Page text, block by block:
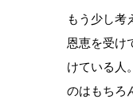
もう少し考
恩恵を受け
けている人
のはもちろ